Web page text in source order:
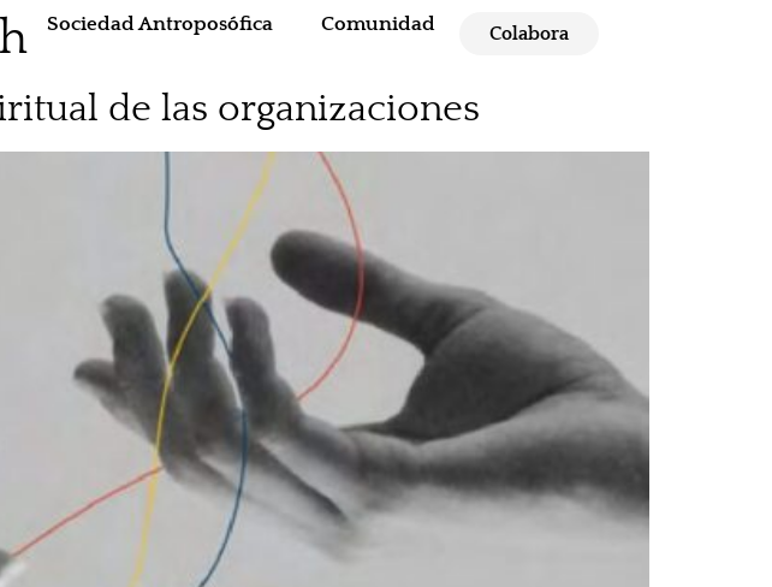
Sociedad Antroposófica Comunidad Colabora
de las organizaciones